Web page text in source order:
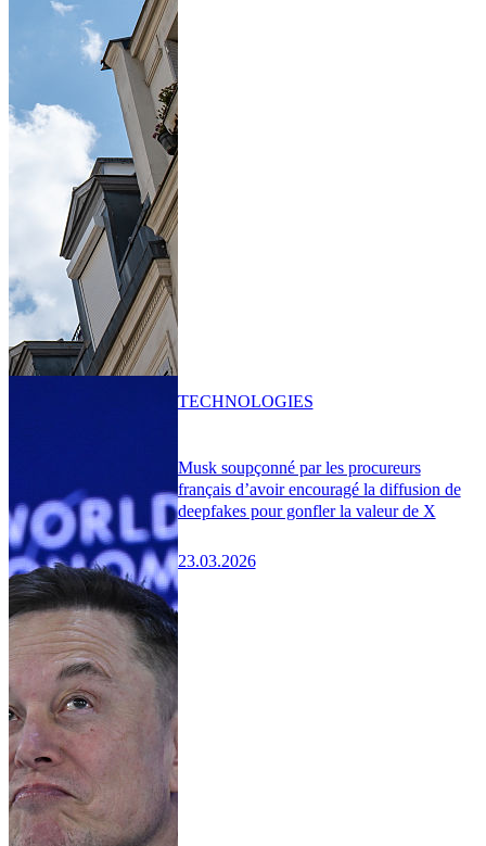
Musk soupçonné par les procureurs
français d’avoir encouragé la diffusion de
deepfakes pour gonfler la valeur de X
23.03.2026
TECHNOLOGIES